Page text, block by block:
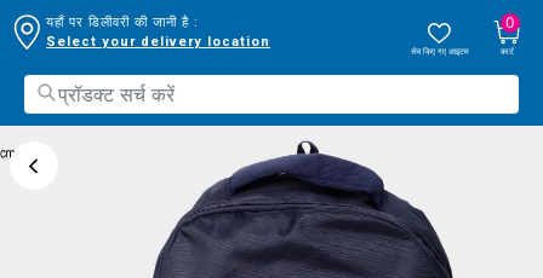
यहाँ पर डिलीवरी की जानी है :
Select your delivery location
सेव किए गए आइटम
0
कार्ट